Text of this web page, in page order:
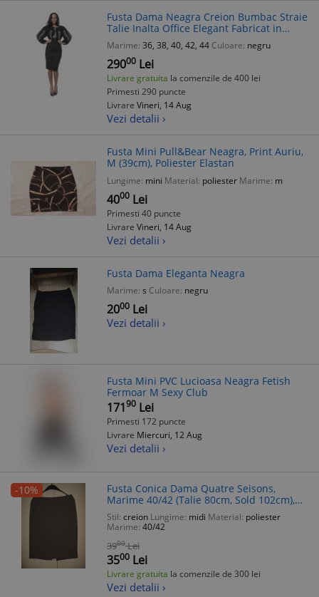
Fusta Dama Neagra Creion Bumbac Straie
Talie Inalta Office Elegant Fabricat in
Romania
Marime: 36, 38, 40, 42, 44 Culoare: negru
29000 Lei
Livrare gratuita la comenzile de 400 lei
Primesti 290 puncte
Livrare Vineri, 14 Aug
Vezi detalii ›
Fusta Mini Pull&Bear Neagra, Print Auriu,
M (39cm), Poliester Elastan
Lungime: mini Material: poliester Marime: m
4000 Lei
Primesti 40 puncte
Livrare Vineri, 14 Aug
Vezi detalii ›
Fusta Dama Eleganta Neagra
Marime: s Culoare: negru
2000 Lei
Vezi detalii ›
Fusta Mini PVC Lucioasa Neagra Fetish
Fermoar M Sexy Club
17190 Lei
Primesti 172 puncte
Livrare Miercuri, 12 Aug
Vezi detalii ›
-10%
Fusta Conica Dama Quatre Seisons,
Marime 40/42 (Talie 80cm, Sold 102cm),
Stofa Poliester, Neagra, Midi, Eleganta
Stil: creion Lungime: midi Material: poliester
Marime: 40/42
3900 Lei
3500 Lei
Livrare gratuita la comenzile de 300 lei
Vezi detalii ›